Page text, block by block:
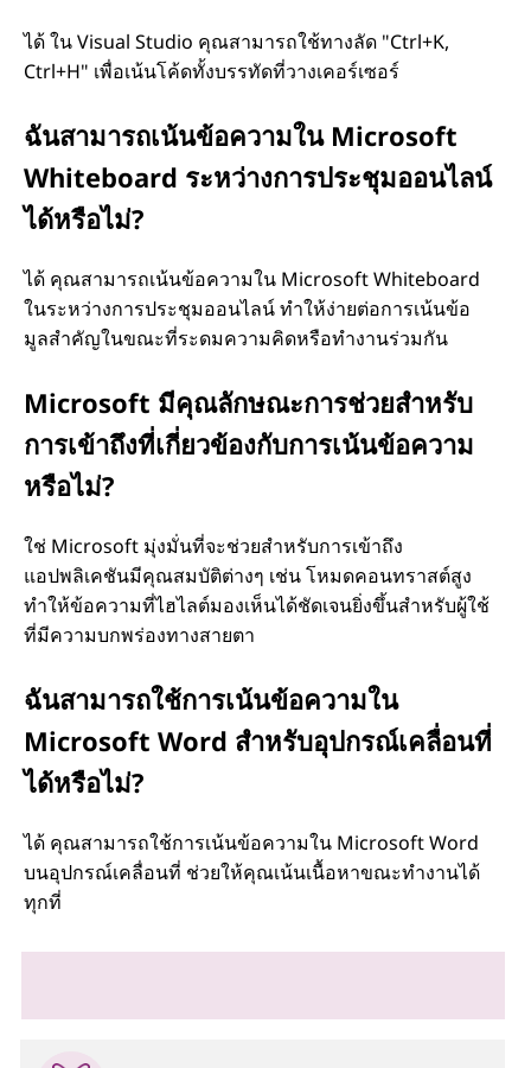
ได้ ใน Visual Studio คุณสามารถใช้ทางลัด "Ctrl+K,
Ctrl+H" เพื่อเน้นโค้ดทั้งบรรทัดที่วางเคอร์เซอร์
ฉันสามารถเน้นข้อความใน Microsoft
Whiteboard ระหว่างการประชุมออนไลน์
ได้หรือไม่?
ได้ คุณสามารถเน้นข้อความใน Microsoft Whiteboard
ในระหว่างการประชุมออนไลน์ ทําให้ง่ายต่อการเน้นข้อ
มูลสําคัญในขณะที่ระดมความคิดหรือทํางานร่วมกัน
Microsoft มีคุณลักษณะการช่วยสําหรับ
การเข้าถึงที่เกี่ยวข้องกับการเน้นข้อความ
หรือไม่?
ใช่ Microsoft มุ่งมั่นที่จะช่วยสําหรับการเข้าถึง
แอปพลิเคชันมีคุณสมบัติต่างๆ เช่น โหมดคอนทราสต์สูง
ทําให้ข้อความที่ไฮไลต์มองเห็นได้ชัดเจนยิ่งขึ้นสําหรับผู้ใช้
ที่มีความบกพร่องทางสายตา
ฉันสามารถใช้การเน้นข้อความใน
Microsoft Word สําหรับอุปกรณ์เคลื่อนที่
ได้หรือไม่?
ได้ คุณสามารถใช้การเน้นข้อความใน Microsoft Word
บนอุปกรณ์เคลื่อนที่ ช่วยให้คุณเน้นเนื้อหาขณะทํางานได้
ทุกที่